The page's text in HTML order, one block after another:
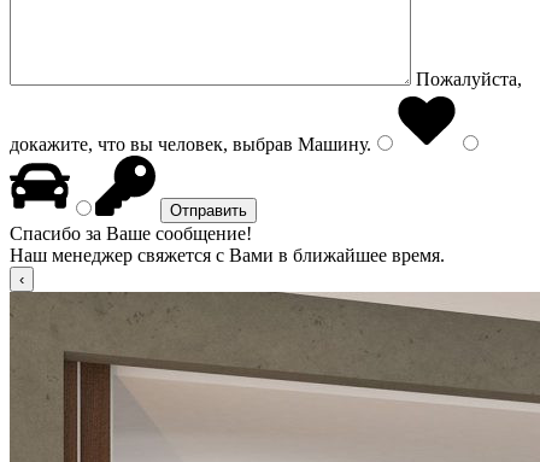
Пожалуйста,
докажите, что вы человек, выбрав Машину.
Спасибо за Ваше сообщение!
Наш менеджер свяжется с Вами в ближайшее время.